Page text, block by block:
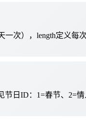
次），length定义每
节日ID：1=春节、2=